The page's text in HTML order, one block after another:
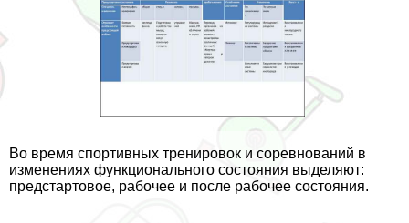
Во время спортивных тренировок и соревнований в
изменениях функционального состояния выделяют:
предстартовое, рабочее и после рабочее состояния.